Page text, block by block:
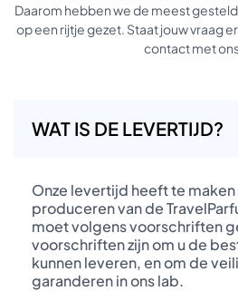
Daarom hebben we de meest
op een rijtje gezet. Staat jouw vraag
contact met
WAT IS DE LEVERTIJD?
Onze levertijd heeft te
produceren van de
moet volgens voorschriften
voorschriften zijn om u de
kunnen leveren, en om de
garanderen in ons lab.